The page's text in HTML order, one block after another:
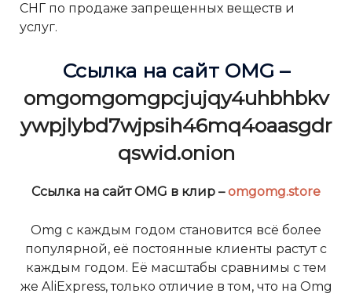
СНГ по продаже запрещенных веществ и
услуг.
Ссылка на сайт OMG –
omgomgomgpcjujqy4uhbhbkv
ywpjlybd7wjpsih46mq4oaasgdr
qswid.onion
Ссылка на сайт OMG в клир –omgomg.store
Omg с каждым годом становится всё более
популярной, её постоянные клиенты растут с
каждым годом. Её масштабы сравнимы с тем
же AliExpress, только отличие в том, что на Omg